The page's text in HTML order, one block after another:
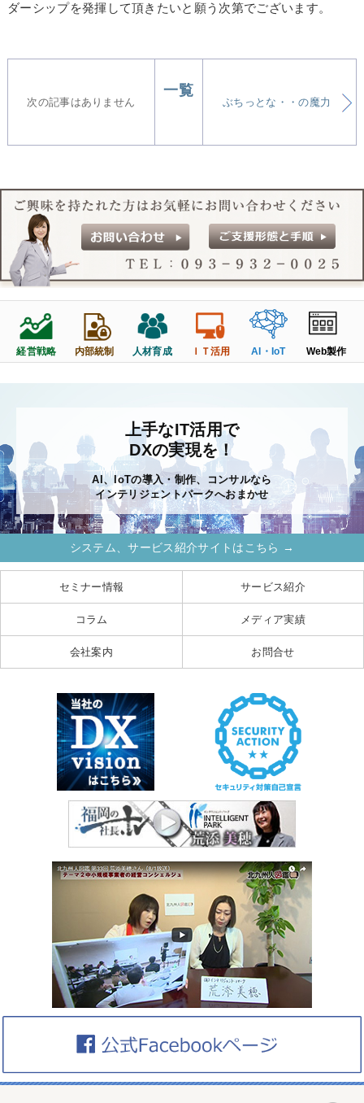
ダーシップを発揮して頂きたいと願う次第でございます。
次の記事はありません
一覧
ぶちっとな・・の魔力
経営戦略 内部統制 人材育成 ＩＴ活用 AI・IoT Web製作
上手なIT活用で
DXの実現を！
AI、IoTの導入・制作、コンサルなら
インテリジェントパークへおまかせ
システム、サービス紹介サイトはこちら →
セミナー情報 サービス紹介
コラム メディア実績
会社案内 お問合せ